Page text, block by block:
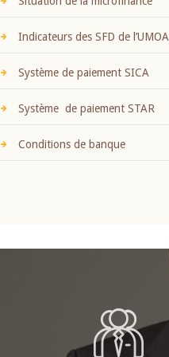
Indicateurs des SFD de l’UMOA
Système de paiement SICA
Système de paiement STAR
Conditions de banque